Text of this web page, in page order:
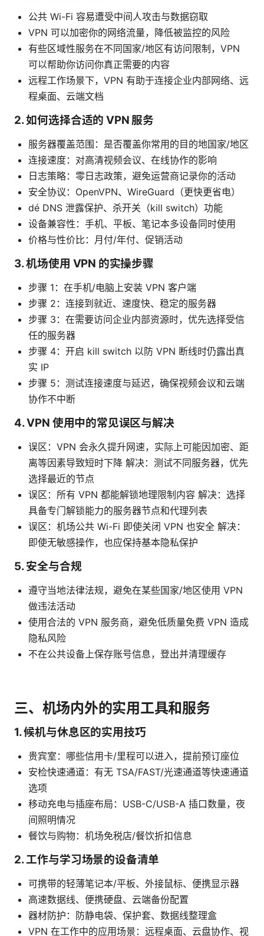
公共 Wi-Fi 容易遭受中间人攻击与数据窃取
VPN 可以加密你的网络流量，降低被监控的风险
有些区域性服务在不同国家/地区有访问限制，VPN
可以帮助你访问你真正需要的内容
远程工作场景下，VPN 有助于连接企业内部网络、远
程桌面、云端文档
2. 如何选择合适的 VPN 服务
服务器覆盖范围：是否覆盖你常用的目的地国家/地区
连接速度：对高清视频会议、在线协作的影响
日志策略：零日志政策，避免运营商记录你的活动
安全协议：OpenVPN、WireGuard（更快更省电）
dé DNS 泄露保护、杀开关（kill switch）功能
设备兼容性：手机、平板、笔记本多设备同时使用
价格与性价比：月付/年付、促销活动
3. 机场使用 VPN 的实操步骤
步骤 1：在手机/电脑上安装 VPN 客户端
步骤 2：连接到就近、速度快、稳定的服务器
步骤 3：在需要访问企业内部资源时，优先选择受信
任的服务器
步骤 4：开启 kill switch 以防 VPN 断线时仍露出真
实 IP
步骤 5：测试连接速度与延迟，确保视频会议和云端
协作不中断
4. VPN 使用中的常见误区与解决
误区：VPN 会永久提升网速，实际上可能因加密、距
离等因素导致短时下降 解决：测试不同服务器，优先
选择最近的节点
误区：所有 VPN 都能解锁地理限制内容 解决：选择
具备专门解锁能力的服务器节点和代理列表
误区：机场公共 Wi-Fi 即使关闭 VPN 也安全 解决：
即使无敏感操作，也应保持基本隐私保护
5. 安全与合规
遵守当地法律法规，避免在某些国家/地区使用 VPN
做违法活动
使用合法的 VPN 服务商，避免低质量免费 VPN 造成
隐私风险
不在公共设备上保存账号信息，登出并清理缓存
三、机场内外的实用工具和服务
1. 候机与休息区的实用技巧
贵宾室：哪些信用卡/里程可以进入，提前预订座位
安检快速通道：有无 TSA/FAST/光速通道等快速通道
选项
移动充电与插座布局：USB-C/USB-A 插口数量，夜
间照明情况
餐饮与购物：机场免税店/餐饮折扣信息
2. 工作与学习场景的设备清单
可携带的轻薄笔记本/平板、外接鼠标、便携显示器
高速数据线、便携硬盘、云端备份配置
器材防护：防静电袋、保护套、数据线整理盒
VPN 在工作中的应用场景：远程桌面、云盘协作、视